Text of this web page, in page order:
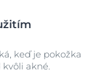
keď je pokožka
akné.